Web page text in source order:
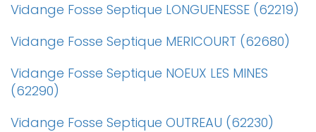
Vidange Fosse Septique LONGUENESSE (62219)
Vidange Fosse Septique MERICOURT (62680)
Vidange Fosse Septique NOEUX LES MINES
(62290)
Vidange Fosse Septique OUTREAU (62230)